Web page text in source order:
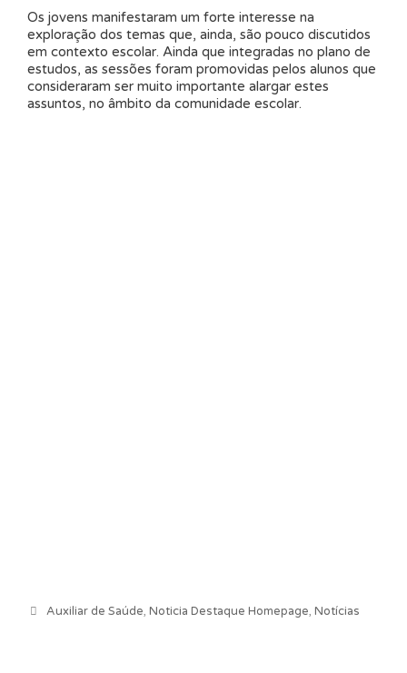
Os jovens manifestaram um forte interesse na
exploração dos temas que, ainda, são pouco discutidos
em contexto escolar. Ainda que integradas no plano de
estudos, as sessões foram promovidas pelos alunos que
consideraram ser muito importante alargar estes
assuntos, no âmbito da comunidade escolar.
Categorias
Auxiliar de Saúde, Noticia Destaque Homepage, Notícias